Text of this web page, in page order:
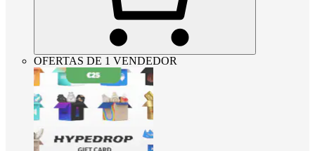
OFERTAS DE 1 VENDEDOR